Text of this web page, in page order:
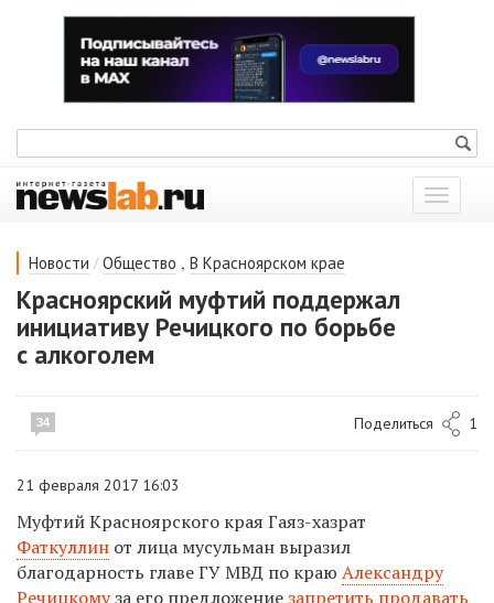
Показать
меню
Новости / Общество , В Красноярском крае
Красноярский муфтий поддержал
инициативу Речицкого по борьбе
с алкоголем
34 Поделиться 1
21 февраля 2017 16:03
Муфтий Красноярского края Гаяз-хазрат
Фаткуллин от лица мусульман выразил
благодарность главе ГУ МВД по краю Александру
Речицкомуза его предложениезапретить продавать